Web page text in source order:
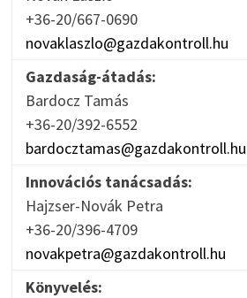
+36-20/667-0690
novaklaszlo@gazdakontroll.hu
Gazdaság-átadás:
Bardocz Tamás
+36-20/392-6552
bardocztamas@gazdakontroll.hu
Innovációs tanácsadás:
Hajzser-Novák Petra
+36-20/396-4709
novakpetra@gazdakontroll.hu
Könyvelés: